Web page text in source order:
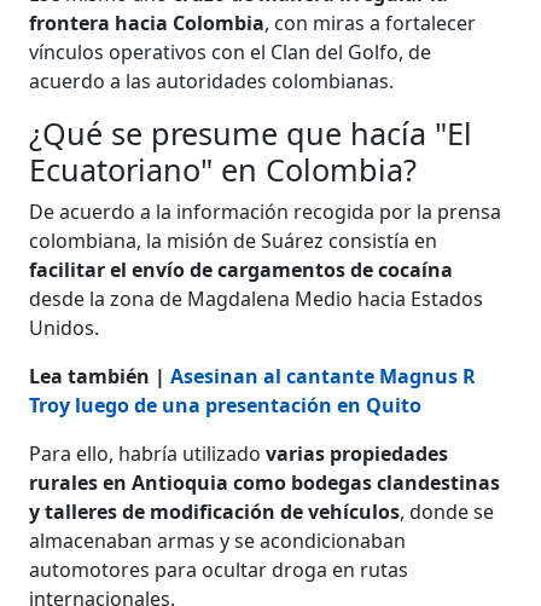
frontera hacia Colombia, con miras a fortalecer
vínculos operativos con el Clan del Golfo, de
acuerdo a las autoridades colombianas.
¿Qué se presume que hacía "El
Ecuatoriano" en Colombia?
De acuerdo a la información recogida por la prensa
colombiana, la misión de Suárez consistía en
facilitar el envío de cargamentos de cocaína
desde la zona de Magdalena Medio hacia Estados
Unidos.
Lea también |Asesinan al cantante Magnus R
Troy luego de una presentación en Quito
Para ello, habría utilizadovarias propiedades
rurales en Antioquia como bodegas clandestinas
y talleres de modificación de vehículos, donde se
almacenaban armas y se acondicionaban
automotores para ocultar droga en rutas
internacionales.